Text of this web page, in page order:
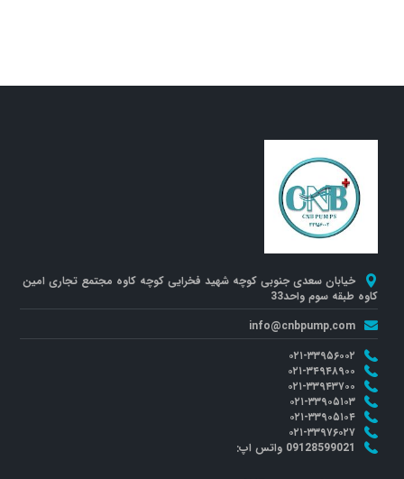
خیابان سعدی جنوبی کوچه شهید فخرایی کوچه کاوه مجتمع تجاری امین
کاوه طبقه سوم واحد33
info@cnbpump.com
۰۲۱-۳۳۹۵۶۰۰۲
۰۲۱-۳۴۹۴۸۹۰۰
۰۲۱-۳۳۹۴۳۷۰۰
۰۲۱-۳۳۹۰۵۱۰۳
۰۲۱-۳۳۹۰۵۱۰۴
۰۲۱-۳۳۹۷۶۰۲۷
09128599021 واتس اپ: